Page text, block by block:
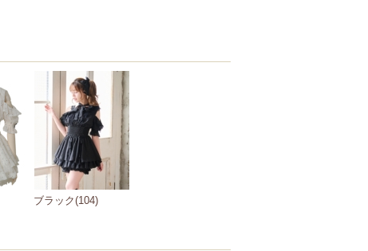
ブラック(104)